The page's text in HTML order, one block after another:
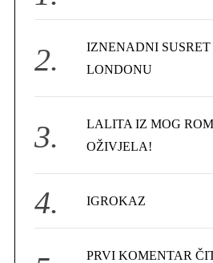
o
IZNENADNI
LONDONU
LALITA IZ MOG
OŽIVJELA!
IGROKAZ
PRVI KOMENTAR